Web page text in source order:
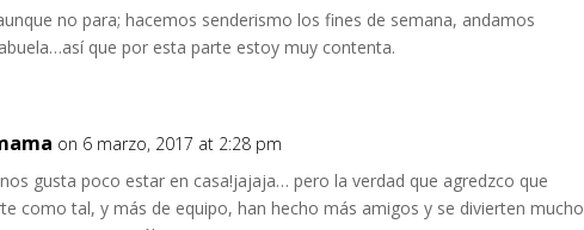
no para; hacemos senderismo los fines de semana, andamos
que por esta parte estoy muy contenta.
on 6 marzo, 2017 at 2:28 pm
gusta poco estar en casa!jajaja… pero la verdad que agredzco que
como tal, y más de equipo, han hecho más amigos y se divierten mucho